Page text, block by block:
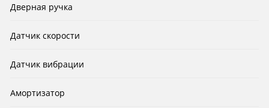
Дверная ручка
Датчик скорости
Датчик вибрации
Амортизатор